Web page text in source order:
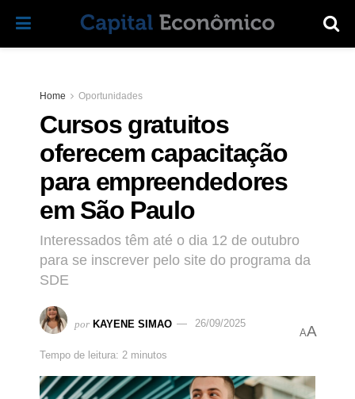
Home Oportunidades
Cursos gratuitos
oferecem capacitação
para empreendedores
em São Paulo
Interessados têm até o dia 12 de outubro
para se inscrever pelo site do programa da
SDE
por KAYENE SIMAO 26/09/2025
Tempo de leitura: 2 minutos
AA